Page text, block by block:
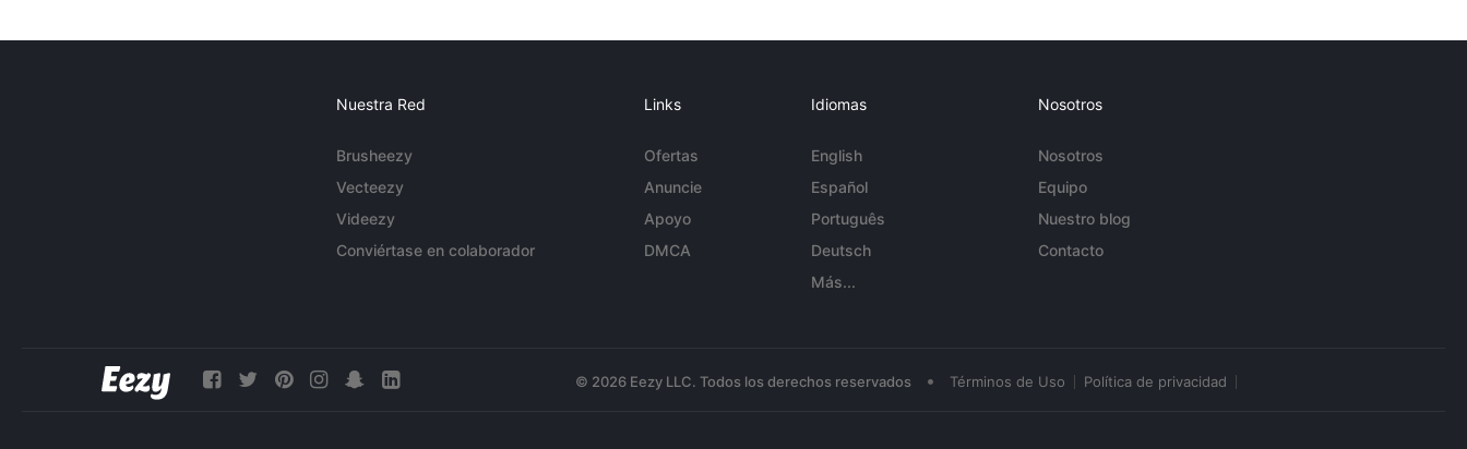
Nuestra Red
Brusheezy
Vecteezy
Videezy
Conviértase en colaborador
Links
Ofertas
Anuncie
Apoyo
DMCA
Idiomas
English
Español
Português
Deutsch
Más...
Nosotros
Nosotros
Equipo
Nuestro blog
Contacto
© 2026 Eezy LLC. Todos los derechos reservados • Términos de Uso Política de privacidad